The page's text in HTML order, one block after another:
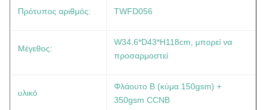
Πρότυπος αριθμός: TWFD056
Μέγεθος:
W34.6*D43*H118cm , μπορεί να
προσαρμοστεί
υλικό
Φλάουτο Β (κύμα 150gsm) +
350gsm CCNB